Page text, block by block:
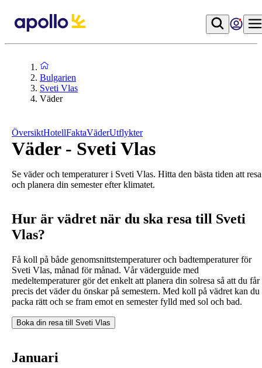
Bulgarien
Sveti Vlas
Väder
ÖversiktHotellFaktaVäderUtflykter
Väder - Sveti Vlas
Se väder och temperaturer i Sveti Vlas. Hitta den bästa tiden att resa
och planera din semester efter klimatet.
Hur är vädret när du ska resa till Sveti
Vlas?
Få koll på både genomsnittstemperaturer och badtemperaturer för
Sveti Vlas, månad för månad. Vår väderguide med
medeltemperaturer gör det enkelt att planera din solresa så att du får
precis det väder du önskar på semestern. Med koll på vädret kan du
packa rätt och se fram emot en semester fylld med sol och bad.
Boka din resa till Sveti Vlas
Januari